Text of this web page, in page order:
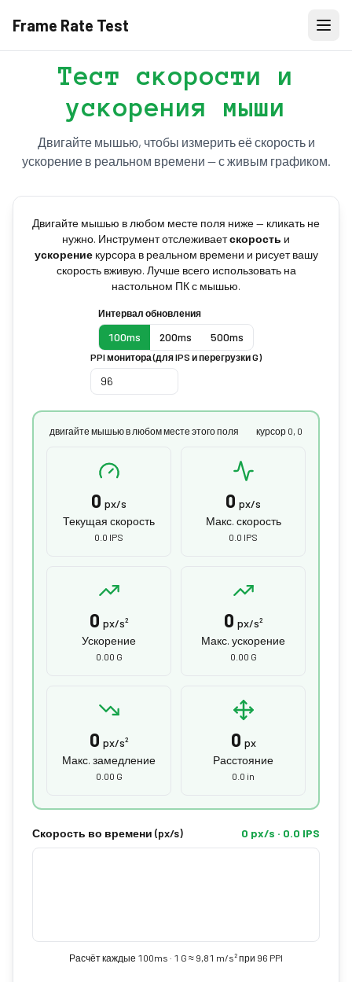
Frame Rate Test
Тест скорости и
ускорения мыши
Двигайте мышью, чтобы измерить её скорость и
ускорение в реальном времени — с живым графиком.
Двигайте мышью в любом месте поля ниже — кликать не
нужно. Инструмент отслеживаетскорость и
ускорениекурсора в реальном времени и рисует вашу
скорость вживую. Лучше всего использовать на
настольном ПК с мышью.
Интервал обновления
100ms 200ms 500ms
PPI монитора (для IPS и перегрузки G)
двигайте мышью в любом месте этого поля курсор 0, 0
0 px/s
Текущая скорость
0.0 IPS
0 px/s
Макс. скорость
0.0 IPS
0 px/s²
Ускорение
0.00 G
0 px/s²
Макс. ускорение
0.00 G
0 px/s²
Макс. замедление
0.00 G
0 px
Расстояние
0.0 in
Скорость во времени (px/s) 0 px/s · 0.0 IPS
Расчёт каждые 100ms · 1 G ≈ 9,81 m/s² при 96 PPI